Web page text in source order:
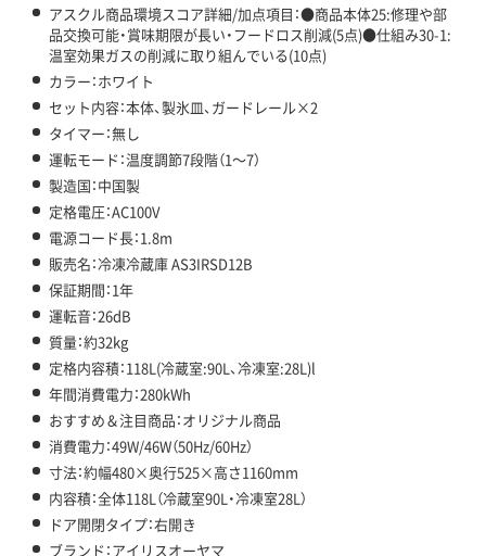
アスクル商品環境スコア詳細/加点項目：●商品本体25:修理や部
品交換可能・賞味期限が長い・フードロス削減(5点)●仕組み30-1:
温室効果ガスの削減に取り組んでいる(10点)
カラー：ホワイト
セット内容：本体、製氷皿、ガードレール×2
タイマー：無し
運転モード：温度調節7段階（1～7）
製造国：中国製
定格電圧：AC100V
電源コード長：1.8m
販売名：冷凍冷蔵庫 AS3IRSD12B
保証期間：1年
運転音：26dB
質量：約32kg
定格内容積：118L(冷蔵室:90L、冷凍室:28L)l
年間消費電力：280kWh
おすすめ＆注目商品：オリジナル商品
消費電力：49W/46W（50Hz/60Hz）
寸法：約幅480×奥行525×高さ1160mm
内容積：全体118L（冷蔵室90L・冷凍室28L）
ドア開閉タイプ：右開き
ブランド：アイリスオーヤマ